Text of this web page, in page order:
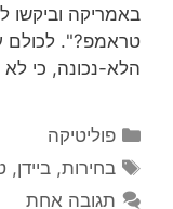
באמריקה וביקשו
טראמפ?". לכולם
הלא-נכונה, כי לא
קטגוריות
פוליטיקה
תגיות
בחירות,ביידן,
תגובה אחת